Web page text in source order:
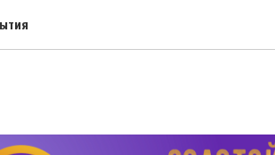
стартуют улетные